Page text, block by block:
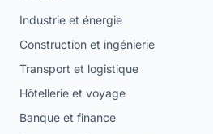
Industrie et énergie
Construction et ingénierie
Transport et logistique
Hôtellerie et voyage
Banque et finance